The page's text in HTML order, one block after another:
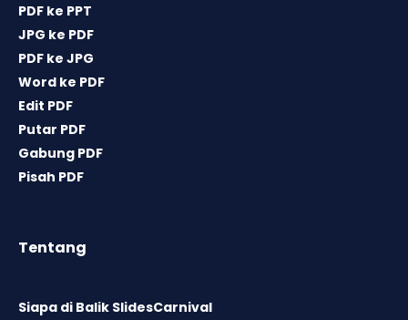
PDF ke PPT
JPG ke PDF
PDF ke JPG
Word ke PDF
Edit PDF
Putar PDF
Gabung PDF
Pisah PDF
Tentang
Siapa di Balik SlidesCarnival